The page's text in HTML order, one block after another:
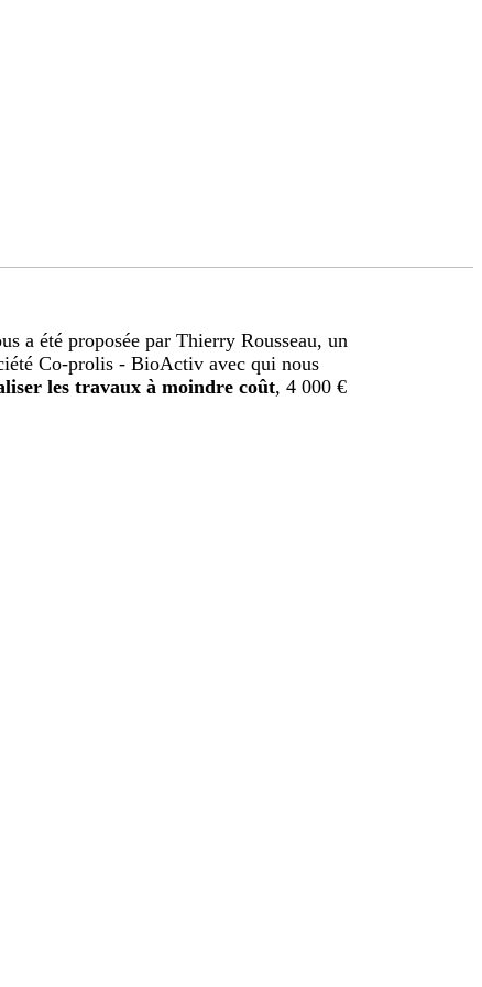
a été proposée par Thierry Rousseau, un
Co-prolis - BioActiv avec qui nous
les travaux à moindre coût, 4 000 €